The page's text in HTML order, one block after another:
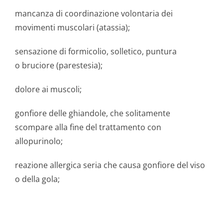
mancanza di coordinazione volontaria dei
movimenti muscolari (atassia);
sensazione di formicolio, solletico, puntura
o bruciore (parestesia);
dolore ai muscoli;
gonfiore delle ghiandole, che solitamente
scompare alla fine del trattamento con
allopurinolo;
reazione allergica seria che causa gonfiore del viso
o della gola;